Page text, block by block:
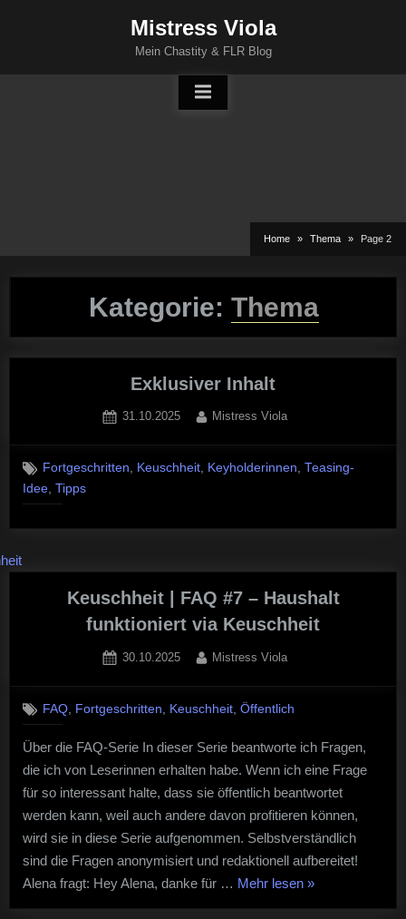
Mistress Viola
Mein Chastity & FLR Blog
Home Thema Page 2
Kategorie: Thema
Exklusiver Inhalt
Posted
31.10.2025 By
Mistress Viola
Fortgeschritten, Keuschheit, Keyholderinnen,Teasing-
Idee Tipps
Keuschheit | FAQ #7 – Haushalt
funktioniert via Keuschheit
Posted
30.10.2025 By
Mistress Viola
FAQ Fortgeschritten Keuschheit ,Öffentlich
Über die FAQ-Serie In dieser Serie beantworte ich Fragen,
die ich von Leserinnen erhalten habe. Wenn ich eine Frage
für so interessant halte, dass sie öffentlich beantwortet
werden kann, weil auch andere davon profitieren können,
wird sie in diese Serie aufgenommen. Selbstverständlich
sind die Fragen anonymisiert und redaktionell aufbereitet!
Alena fragt: Hey Alena, danke für … Mehr lesen“Keuschheit
»